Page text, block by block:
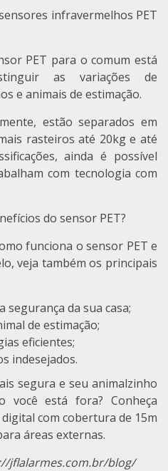
infravermelhos PET
PET para o comum está
as variações de
e animais de estimação.
estão separados em
rasteiros até 20kg e até
ainda é possível
com tecnologia com
do sensor PET?
funciona o sensor PET e
veja também os principais
segurança da sua casa;
de estimação;
eficientes;
indesejados.
segura e seu animalzinho
você está fora? Conheça
digital com cobertura de 15m
áreas externas.
jflalarmes.com.br/blog/